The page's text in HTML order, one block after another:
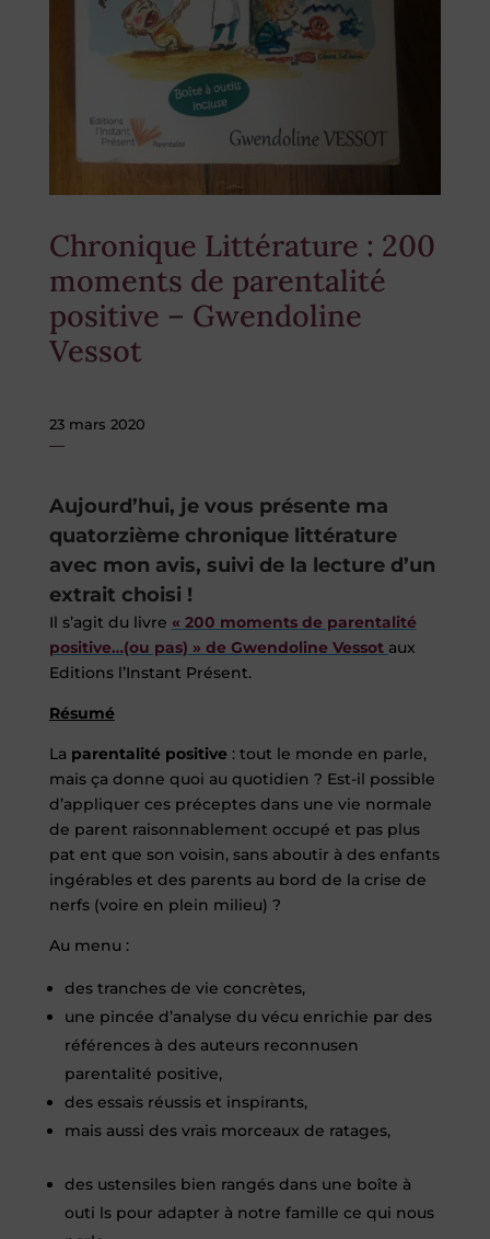
Chronique Littérature : 200
moments de parentalité
positive – Gwendoline
Vessot
23 mars 2020
Aujourd’hui, je vous présente ma
quatorzième chronique littérature
avec mon avis, suivi de la lecture d’un
extrait choisi !
Il s’agit du livre « 200 moments de parentalité
positive…(ou pas) » de Gwendoline Vessot aux
Editions l’Instant Présent.
Résumé
La parentalité positive: tout le monde en parle,
mais ça donne quoi au quotidien ? Est-il possible
d’appliquer ces préceptes dans une vie normale
de parent raisonnablement occupé et pas plus
pat ent que son voisin, sans aboutir à des enfants
ingérables et des parents au bord de la crise de
nerfs (voire en plein milieu) ?
Au menu :
des tranches de vie concrètes,
une pincée d’analyse du vécu enrichie par des
références à des auteurs reconnusen
parentalité positive,
des essais réussis et inspirants,
mais aussi des vrais morceaux de ratages,
des ustensiles bien rangés dans une boîte à
outi ls pour adapter à notre famille ce qui nous